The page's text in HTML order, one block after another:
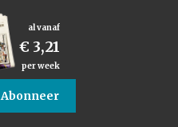
al vanaf
€ 3,21
per week
Abonneer